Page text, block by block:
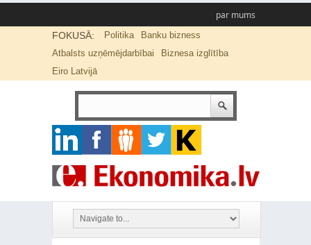
par mums
FOKUSĀ: Politika
Banku bizness
Atbalsts uzņēmējdarbībai
Biznesa izglītība
Eiro Latvijā